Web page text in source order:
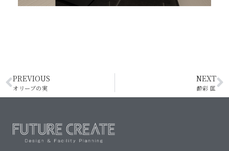
PREVIOUS
オリーブの実
NEXT
酔彩 匡